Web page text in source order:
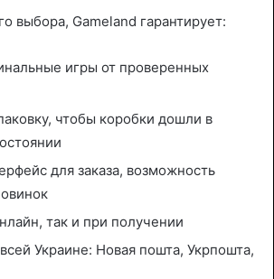
выбора, Gameland гарантирует:
игры от проверенных
чтобы коробки дошли в
для заказа, возможность
так и при получении
Украине: Новая пошта, Укрпошта,